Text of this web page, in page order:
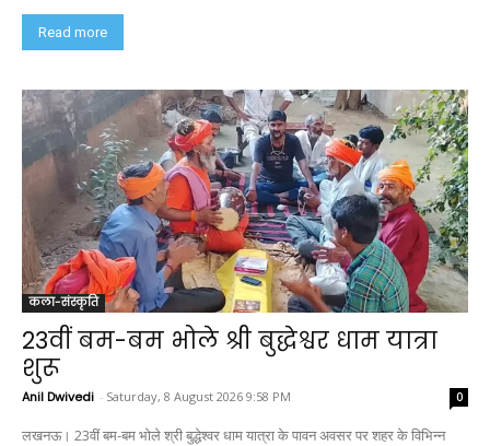
Read more
कला-संस्कृति
23वीं बम-बम भोले श्री बुद्धेश्वर धाम यात्रा
शुरू
Anil Dwivedi - Saturday, 8 August 2026 9:58 PM 0
लखनऊ। 23वीं बम-बम भोले श्री बुद्धेश्वर धाम यात्रा के पावन अवसर पर शहर के विभिन्न